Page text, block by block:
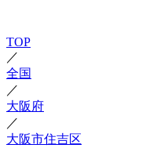
TOP
／
全国
／
大阪府
／
大阪市住吉区